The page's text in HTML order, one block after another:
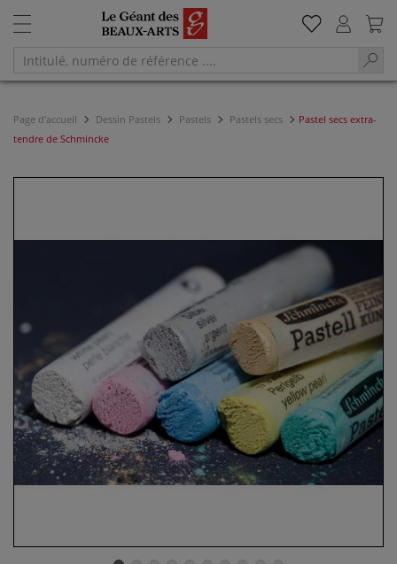
Page d'accueil Dessin Pastels Pastels Pastels secs
Pastel secs extra-
tendre de Schmincke